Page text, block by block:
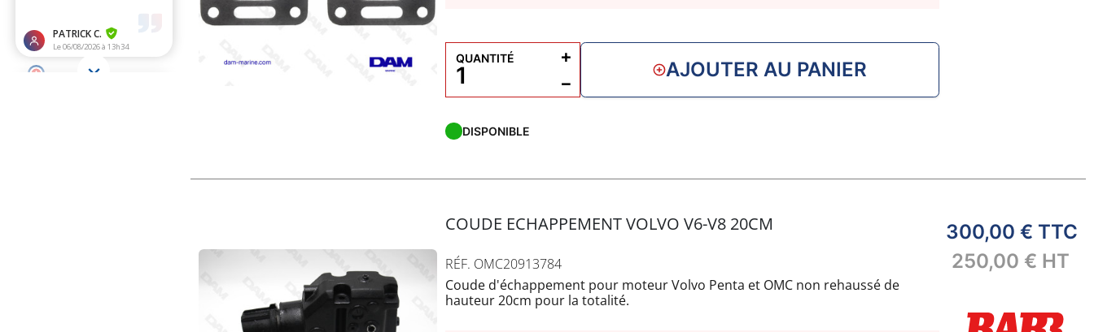
DISPONIBLE
QUANTITÉ
−
+
AJOUTER AU PANIER
COUDE ECHAPPEMENT VOLVO V6-V8 20CM
RÉF. OMC20913784
Coude d'échappement pour moteur Volvo Penta et OMC non rehaussé de
hauteur 20cm pour la totalité.
300,00 € TTC
250,00 € HT